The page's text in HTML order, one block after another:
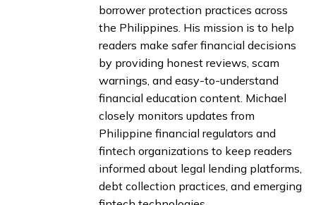
borrower protection practices across
the Philippines. His mission is to help
readers make safer financial decisions
by providing honest reviews, scam
warnings, and easy-to-understand
financial education content. Michael
closely monitors updates from
Philippine financial regulators and
fintech organizations to keep readers
informed about legal lending platforms,
debt collection practices, and emerging